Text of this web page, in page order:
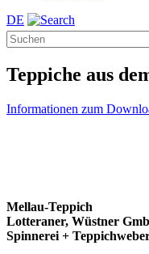
DE
Teppiche aus
Informationen zum
Mellau-Teppich
Lotteraner, Wüstner
Spinnerei +